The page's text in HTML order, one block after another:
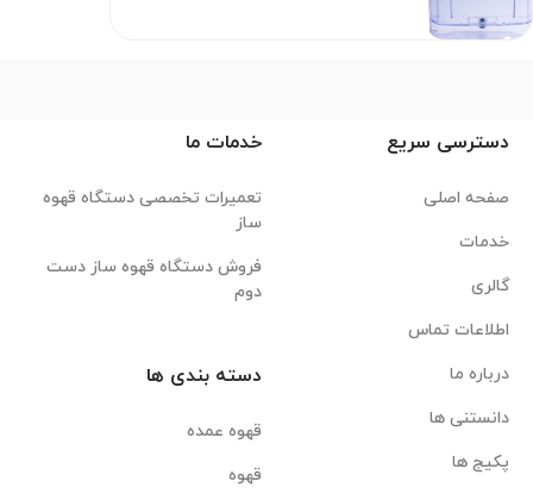
دسترسی سریع
صفحه اصلی
خدمات
گالری
اطلاعات تماس
درباره ما
دانستنی ها
پکیج ها
خدمات ما
تعمیرات تخصصی دستگاه قهوه
ساز
فروش دستگاه قهوه ساز دست
دوم
دسته بندی ها
قهوه عمده
قهوه